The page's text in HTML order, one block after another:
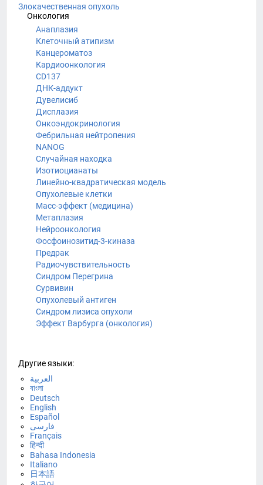
Злокачественная опухоль
Онкология
Анаплазия
Клеточный атипизм
Канцероматоз
Кардиоонкология
CD137
ДНК-аддукт
Дувелисиб
Дисплазия
Онкоэндокринология
Фебрильная нейтропения
NANOG
Случайная находка
Изотиоцианаты
Линейно-квадратическая модель
Опухолевые клетки
Масс-эффект (медицина)
Метаплазия
Нейроонкология
Фосфоинозитид-3-киназа
Предрак
Радиочувствительность
Синдром Перегрина
Сурвивин
Опухолевый антиген
Синдром лизиса опухоли
Эффект Варбурга (онкология)
Другие языки:
العربية
বাংলা
Deutsch
English
Español
فارسی
Français
हिन्दी
Bahasa Indonesia
Italiano
日本語